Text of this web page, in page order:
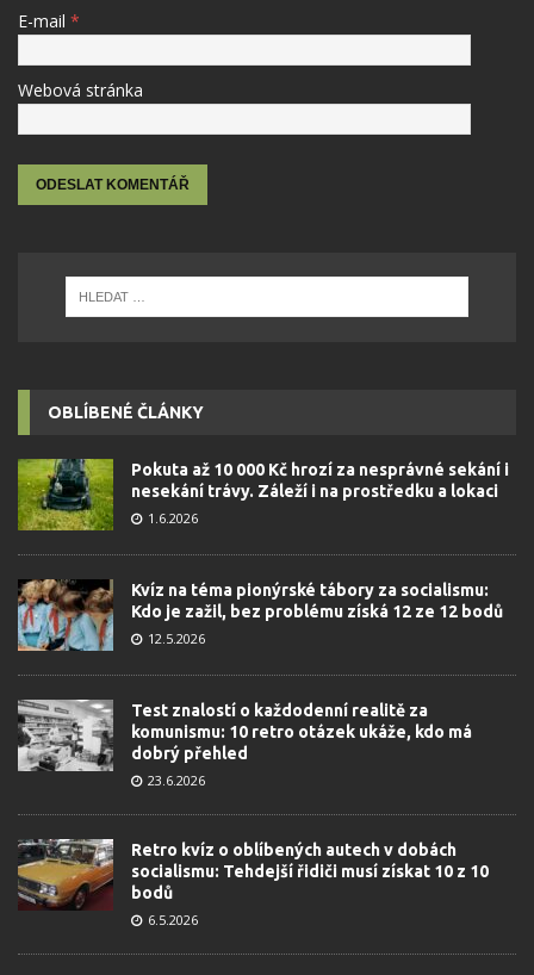
E-mail *
Webová stránka
OBLÍBENÉ ČLÁNKY
Pokuta až 10 000 Kč hrozí za nesprávné sekání i
nesekání trávy. Záleží i na prostředku a lokaci
1.6.2026
Kvíz na téma pionýrské tábory za socialismu:
Kdo je zažil, bez problému získá 12 ze 12 bodů
12.5.2026
Test znalostí o každodenní realitě za
komunismu: 10 retro otázek ukáže, kdo má
dobrý přehled
23.6.2026
Retro kvíz o oblíbených autech v dobách
socialismu: Tehdejší řidiči musí získat 10 z 10
bodů
6.5.2026